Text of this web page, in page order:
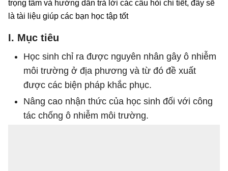
trọng tâm và hướng dẫn trả lời các câu hỏi chi tiết, đây sẽ
là tài liệu giúp các bạn học tập tốt
I. Mục tiêu
Học sinh chỉ ra được nguyên nhân gây ô nhiễm
môi trường ở địa phương và từ đó đề xuất
được các biện pháp khắc phục.
Nâng cao nhận thức của học sinh đối với công
tác chống ô nhiễm môi trường.